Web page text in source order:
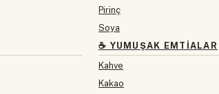
Pirinç
Soya
☕ YUMUŞAK EMTIALAR
Kahve
Kakao